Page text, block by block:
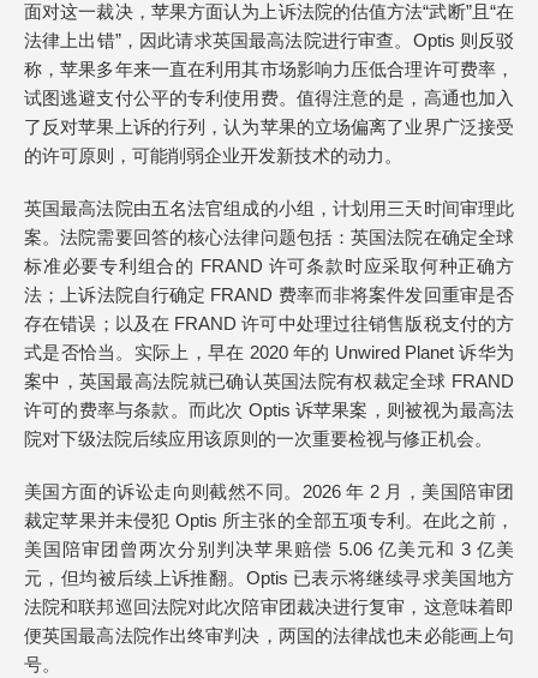
面对这一裁决，苹果方面认为上诉法院的估值方法“武断”且“在
法律上出错”，因此请求英国最高法院进行审查。Optis 则反驳
称，苹果多年来一直在利用其市场影响力压低合理许可费率，
试图逃避支付公平的专利使用费。值得注意的是，高通也加入
了反对苹果上诉的行列，认为苹果的立场偏离了业界广泛接受
的许可原则，可能削弱企业开发新技术的动力。
英国最高法院由五名法官组成的小组，计划用三天时间审理此
案。法院需要回答的核心法律问题包括：英国法院在确定全球
标准必要专利组合的 FRAND 许可条款时应采取何种正确方
法；上诉法院自行确定 FRAND 费率而非将案件发回重审是否
存在错误；以及在 FRAND 许可中处理过往销售版税支付的方
式是否恰当。实际上，早在 2020 年的 Unwired Planet 诉华为
案中，英国最高法院就已确认英国法院有权裁定全球 FRAND
许可的费率与条款。而此次 Optis 诉苹果案，则被视为最高法
院对下级法院后续应用该原则的一次重要检视与修正机会。
美国方面的诉讼走向则截然不同。2026 年 2 月，美国陪审团
裁定苹果并未侵犯 Optis 所主张的全部五项专利。在此之前，
美国陪审团曾两次分别判决苹果赔偿 5.06 亿美元和 3 亿美
元，但均被后续上诉推翻。Optis 已表示将继续寻求美国地方
法院和联邦巡回法院对此次陪审团裁决进行复审，这意味着即
便英国最高法院作出终审判决，两国的法律战也未必能画上句
号。